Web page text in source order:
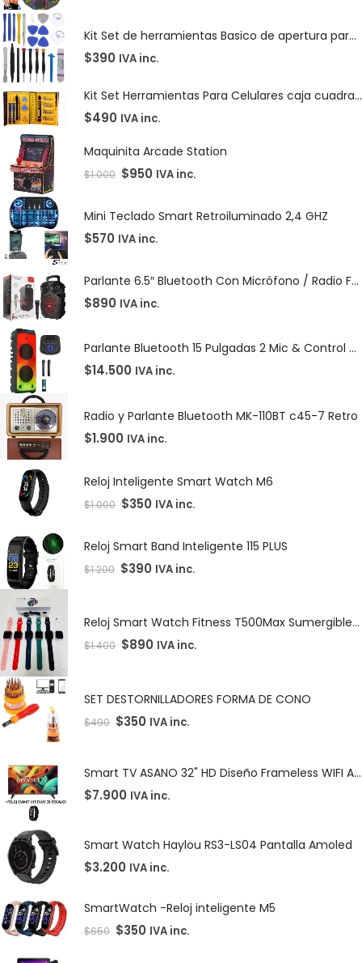
Kit Set de herramientas Basico de apertura para celular
$390 IVA inc.
Kit Set Herramientas Para Celulares caja cuadrada
$490 IVA inc.
Maquinita Arcade Station
$1.000 $950 IVA inc.
Mini Teclado Smart Retroiluminado 2,4 GHZ
$570 IVA inc.
Parlante 6.5″ Bluetooth Con Micrófono / Radio FM / MicroSD / USB / 10W / 1800mah / Sing-e ZQS-6162
$890 IVA inc.
Parlante Bluetooth 15 Pulgadas 2 Mic & Control XH1501 Kolav
$14.500 IVA inc.
Radio y Parlante Bluetooth MK-110BT c45-7 Retro
$1.900 IVA inc.
Reloj Inteligente Smart Watch M6
$1.000 $350 IVA inc.
Reloj Smart Band Inteligente 115 PLUS
$1.200 $390 IVA inc.
Reloj Smart Watch Fitness T500Max Sumergible bajo el agua
$1.400 $890 IVA inc.
SET DESTORNILLADORES FORMA DE CONO
$490 $350 IVA inc.
Smart TV ASANO 32" HD Diseño Frameless WIFI Android + Reloj smart 115 plus de regalo!!!
$7.900 IVA inc.
Smart Watch Haylou RS3-LS04 Pantalla Amoled
$3.200 IVA inc.
SmartWatch -Reloj inteligente M5
$650 $350 IVA inc.